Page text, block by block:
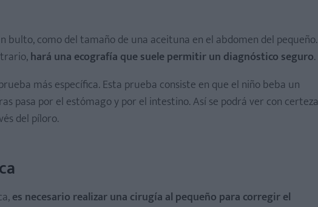
como del tamaño de una aceituna en el abdomen del pequeño.
hará una ecografía que suele permitir un diagnóstico seguro.
más específica. Esta prueba consiste en que el niño beba un
pasa por el estómago y por el intestino. Así se podrá ver con certeza
del píloro.
es necesario realizar una cirugía al pequeño para corregir el